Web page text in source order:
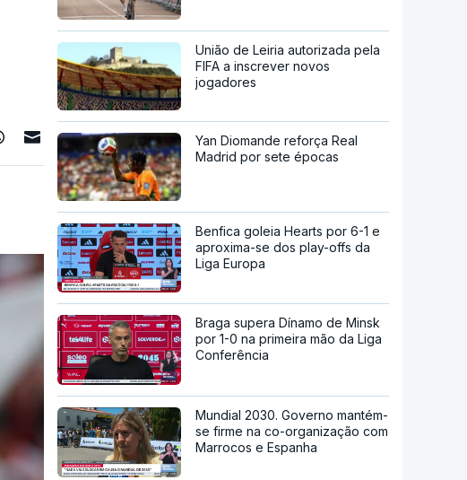
União de Leiria autorizada pela
FIFA a inscrever novos
jogadores
Yan Diomande reforça Real
Madrid por sete épocas
Benfica goleia Hearts por 6-1 e
aproxima-se dos play-offs da
Liga Europa
Braga supera Dínamo de Minsk
por 1-0 na primeira mão da Liga
Conferência
Mundial 2030. Governo mantém-
se firme na co-organização com
Marrocos e Espanha